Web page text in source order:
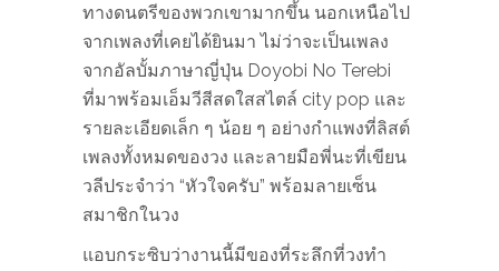
ทางดนตรีของพวกเขามากขึ้น นอกเหนือไป
จากเพลงที่เคยได้ยินมา ไม่ว่าจะเป็นเพลง
จากอัลบั้มภาษาญี่ปุ่น Doyobi No Terebi
ที่มาพร้อมเอ็มวีสีสดใสสไตล์ city pop และ
รายละเอียดเล็ก ๆ น้อย ๆ อย่างกำแพงที่ลิสต์
เพลงทั้งหมดของวง และลายมือพี่นะที่เขียน
วลีประจำว่า “หัวใจครับ” พร้อมลายเซ็น
สมาชิกในวง
แอบกระซิบว่างานนี้มีของที่ระลึกที่วงทำ